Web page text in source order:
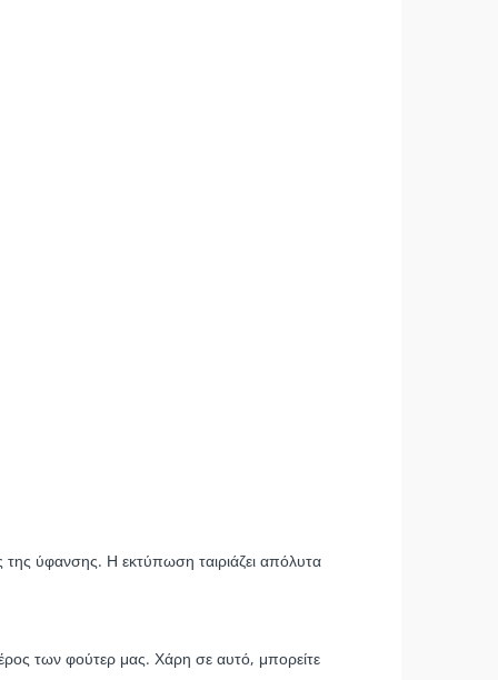
της ύφανσης. Η εκτύπωση ταιριάζει απόλυτα
των φούτερ μας. Χάρη σε αυτό, μπορείτε